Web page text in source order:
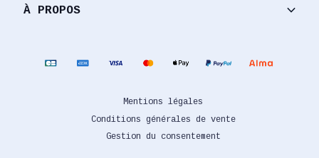
À PROPOS keyboard_arrow_down
Mentions légales
Conditions générales de vente
Gestion du consentement